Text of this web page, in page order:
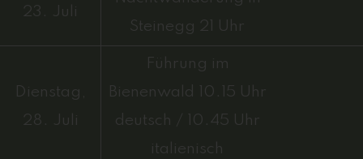
23. Juli
Steinegg 21 Uhr
Dienstag,
28. Juli
Führung im
Bienenwald 10.15 Uhr
deutsch / 10.45 Uhr
italienisch